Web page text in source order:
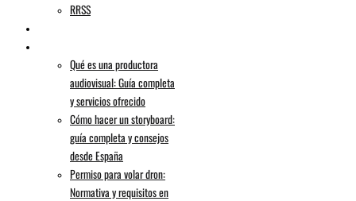
RRSS
Qué es una productora
audiovisual: Guía completa
y servicios ofrecido
Cómo hacer un storyboard:
guía completa y consejos
desde España
Permiso para volar dron:
Normativa y requisitos en